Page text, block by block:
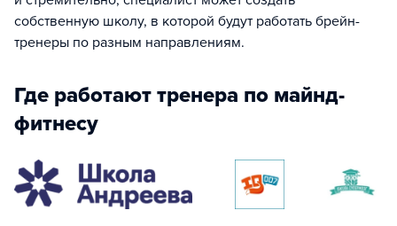
собственную школу, в которой будут работать брейн-
тренеры по разным направлениям.
Где работают тренера по майнд-
фитнесу